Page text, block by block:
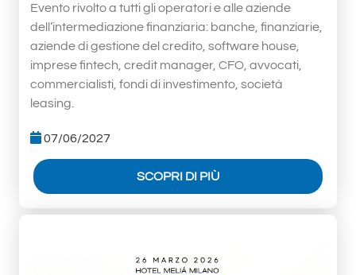
Evento rivolto a tutti gli operatori e alle aziende
dell’intermediazione finanziaria: banche, finanziarie,
aziende di gestione del credito, software house,
imprese fintech, credit manager, CFO, avvocati,
commercialisti, fondi di investimento, società
leasing.
07/06/2027
SCOPRI DI PIÙ